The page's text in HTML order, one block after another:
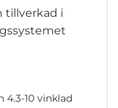
tillverkad i
4.3-10 vinklad